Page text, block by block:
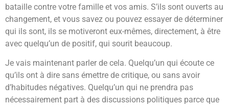
bataille contre votre famille et vos amis. S’ils sont ouverts au
changement, et vous savez ou pouvez essayer de déterminer
qui ils sont, ils se motiveront eux-mêmes, directement, à être
avec quelqu’un de positif, qui sourit beaucoup.
Je vais maintenant parler de cela. Quelqu’un qui écoute ce
qu’ils ont à dire sans émettre de critique, ou sans avoir
d’habitudes négatives. Quelqu’un qui ne prendra pas
nécessairement part à des discussions politiques parce que